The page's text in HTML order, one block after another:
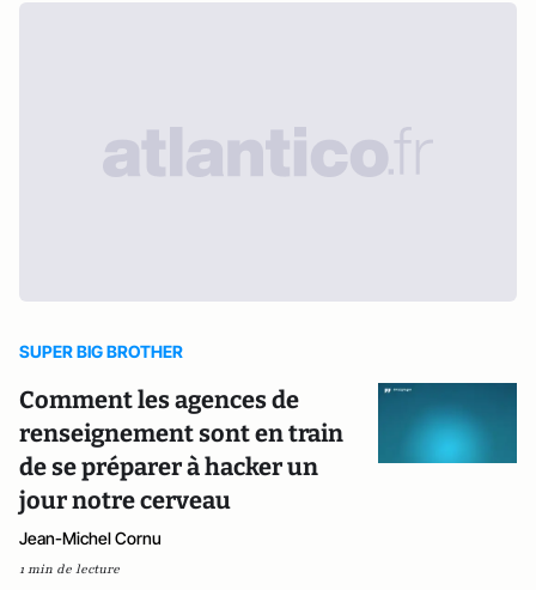
SUPER BIG BROTHER
Comment les agences de
renseignement sont en train
de se préparer à hacker un
jour notre cerveau
Jean-Michel Cornu
1 min de lecture